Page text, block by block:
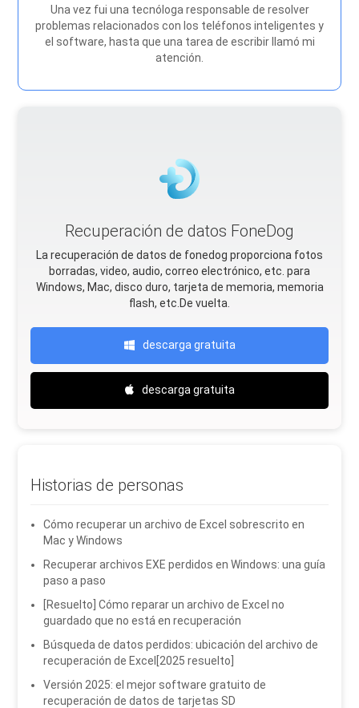
Una vez fui una tecnóloga responsable de resolver
problemas relacionados con los teléfonos inteligentes y
el software, hasta que una tarea de escribir llamó mi
atención.
Recuperación de datos FoneDog
La recuperación de datos de fonedog proporciona fotos
borradas, video, audio, correo electrónico, etc. para
Windows, Mac, disco duro, tarjeta de memoria, memoria
flash, etc.De vuelta.
descarga gratuita
descarga gratuita
Historias de personas
Cómo recuperar un archivo de Excel sobrescrito en
Mac y Windows
Recuperar archivos EXE perdidos en Windows: una guía
paso a paso
[Resuelto] Cómo reparar un archivo de Excel no
guardado que no está en recuperación
Búsqueda de datos perdidos: ubicación del archivo de
recuperación de Excel[2025 resuelto]
Versión 2025: el mejor software gratuito de
recuperación de datos de tarjetas SD